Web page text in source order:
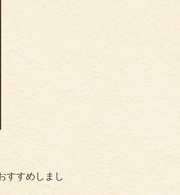
すすめしまし